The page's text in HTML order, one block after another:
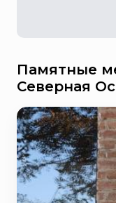
Памятные
Северная